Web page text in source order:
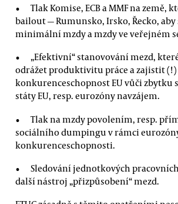
Tlak Komise, ECB a MMF na země,
bailout — Rumunsko, Irsko, Řecko, aby
minimální mzdy a mzdy ve veřejném
„Efektivní“ stanovování mezd,
odrážet produktivitu práce a zajistit (!)
konkurenceschopnost EU vůči zbytku
státy EU, resp. eurozóny navzájem.
Tlak na mzdy povolením, resp.
sociálního dumpingu v rámci
konkurenceschopnosti.
Sledování jednotkových
další nástroj „přizpůsobení“ mezd.